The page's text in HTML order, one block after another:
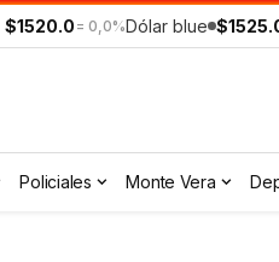
$1520.0 = 0,0%Dólar blue
Policiales Monte Vera